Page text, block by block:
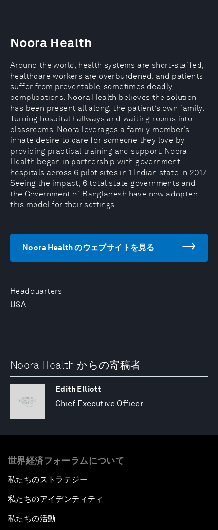
Headquarters
USA
Noora Health
Around the world, health systems are short-staffed,
healthcare workers are overburdened, and patients
suffer from preventable, sometimes deadly,
complications. Noora Health believes the solution
has been present all along: the patient’s own family.
Turning hospital hallways and waiting rooms into
classrooms, Noora leverages a family member’s
innate desire to care for someone they love by
providing practical training and support. Noora
Health began in partnership with government
hospitals across 6 pilot sites in 1 Indian state in 2017.
Seeing the impact, 6 total state governments and
the Government of Bangladesh have now adopted
this model for their settings.
Noora Health のウェブサイトを見る
Noora Health からの寄稿者
Edith Elliott
Chief Executive Officer
世界経済フォーラムについて
私たちのストラテジー
私たちのアイデンティティ
私たちの活動